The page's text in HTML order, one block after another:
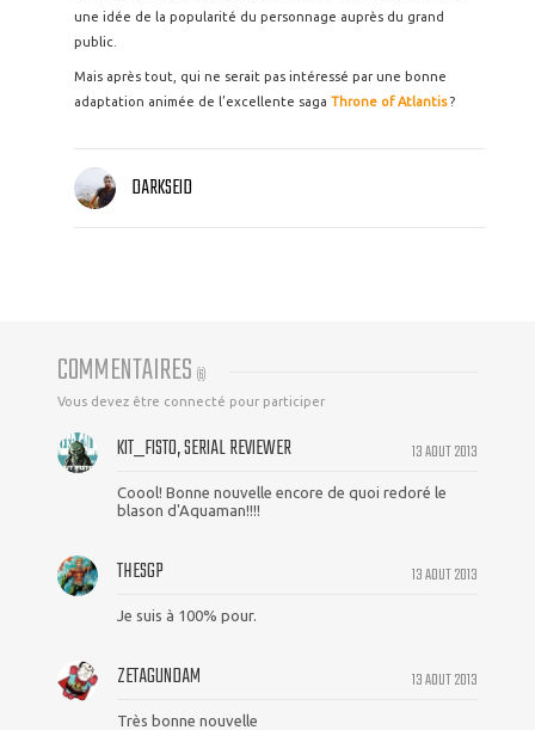
une idée de la popularité du personnage auprès du grand
public.
Mais après tout, qui ne serait pas intéressé par une bonne
adaptation animée de l’excellente saga Throne of Atlantis?
DARKSEID
COMMENTAIRES (6)
Vous devez être connecté pour participer
13 AOUT 2013
KIT_FISTO, SERIAL REVIEWER
Coool! Bonne nouvelle encore de quoi redoré le
blason d'Aquaman!!!!
13 AOUT 2013
THESGP
Je suis à 100% pour.
13 AOUT 2013
ZETAGUNDAM
Très bonne nouvelle